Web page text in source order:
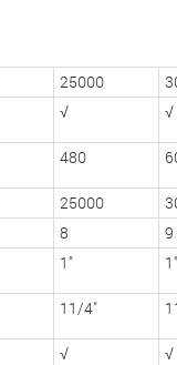
25000
√ √
480
25000
8
9
1" 1"
11/4"
√
√